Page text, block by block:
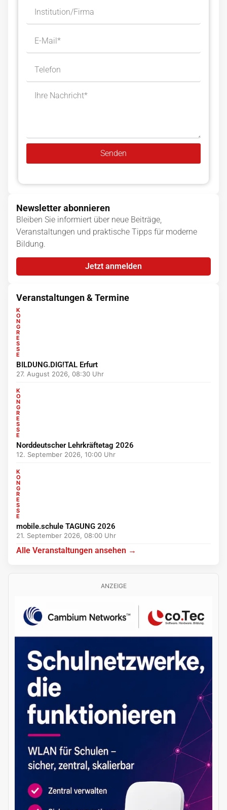
Senden
Newsletter abonnieren
Bleiben Sie informiert über neue Beiträge,
Veranstaltungen und praktische Tipps für moderne
Bildung.
Jetzt anmelden
Veranstaltungen & Termine
K
O
N
G
R
E
S
S
E
BILDUNG.DIG!TAL Erfurt
27. August 2026, 08:30 Uhr
K
O
N
G
R
E
S
S
E
Norddeutscher Lehrkräftetag 2026
12. September 2026, 10:00 Uhr
K
O
N
G
R
E
S
S
E
mobile.schule TAGUNG 2026
21. September 2026, 08:00 Uhr
Alle Veranstaltungen ansehen →
ANZEIGE